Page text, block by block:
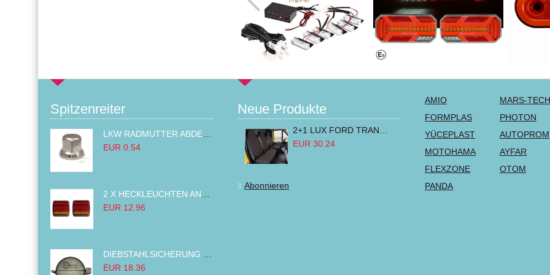
Spitzenreiter
LKW RADMUTTER ABDECKKAPPEN SECHSKANT KAPPEN FELGEN BOLZENABDECKUNGEN CHROM 32MM
EUR 0.54
EUR 12.96
EUR 18.36
Neue Produkte
EUR 30.24
Abonnieren
AMIO
MARS-TECH
FORMPLAS
PHOTON
YÜCEPLAST
AUTOPROM
MOTOHAMA
AYFAR
FLEXZONE
OTOM
PANDA